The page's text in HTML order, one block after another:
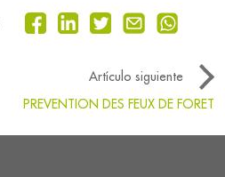
Artículo siguiente
PREVENTION DES FEUX DE FORET